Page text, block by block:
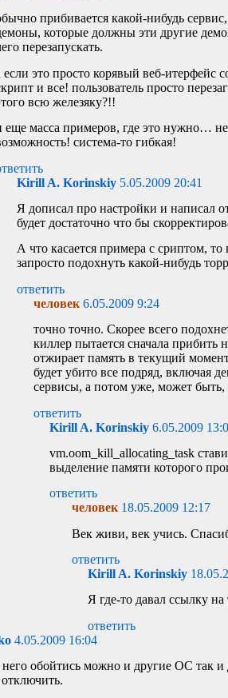
прибивается какой-нибудь
которые должны эти другие
перезапускать.
если это просто корявый веб-итерфейс
и все! пользователь просто
всю железяку?!!
еще масса примеров, где это нужно…
система-то гибкая!
Kirill A. Korinskiy 5.05.2009 20:41
Я дописал про настройки и написал
будет достаточно что бы
А что касается примера с сриптом,
запросто подохнуть какой-нибудь
ответить
человек 6.05.2009 9:24
точно точно. Скорее всего
киллер пытается сначала прибить
отжирает память в текущий
будет убито все подряд, включая
сервисы, а потом уже, может
ответить
Kirill A. Korinskiy 6.05.2009
vm.oom_kill_allocating_task
выделение памяти которого
ответить
человек 18.05.2009 12:17
Век живи, век учись.
ответить
Kirill A. Korinskiy
Я где-то давал ссылку
ответить
4.05.2009 16:04
него обойтись можно и другие ОС так